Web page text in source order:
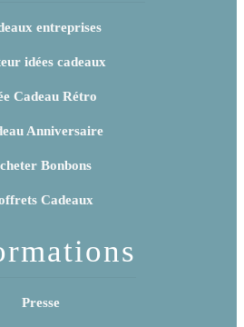
entreprises
idées cadeaux
Cadeau Rétro
Anniversaire
Bonbons
Cadeaux
Presse